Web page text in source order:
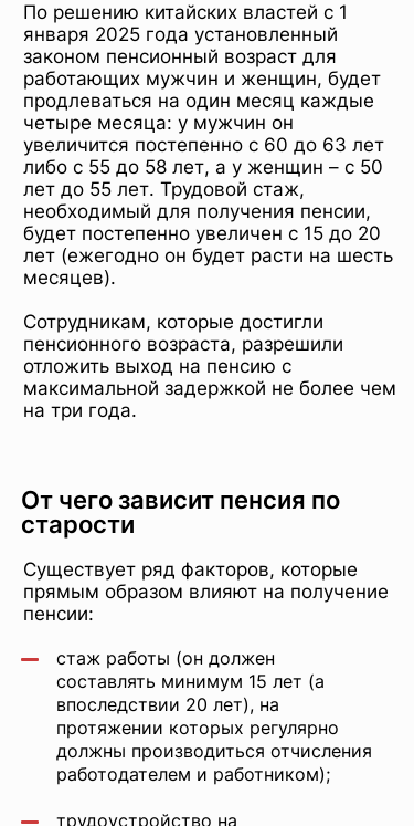
По решению китайских властей с 1
января 2025 года установленный
законом пенсионный возраст для
работающих мужчин и женщин, будет
продлеваться на один месяц каждые
четыре месяца: у мужчин он
увеличится постепенно с 60 до 63 лет
либо с 55 до 58 лет, а у женщин – с 50
лет до 55 лет. Трудовой стаж,
необходимый для получения пенсии,
будет постепенно увеличен с 15 до 20
лет (ежегодно он будет расти на шесть
месяцев).
Сотрудникам, которые достигли
пенсионного возраста, разрешили
отложить выход на пенсию с
максимальной задержкой не более чем
на три года.
От чего зависит пенсия по
старости
Существует ряд факторов, которые
прямым образом влияют на получение
пенсии:
стаж работы (он должен
составлять минимум 15 лет (а
впоследствии 20 лет), на
протяжении которых регулярно
должны производиться отчисления
работодателем и работником);
трудоустройство на